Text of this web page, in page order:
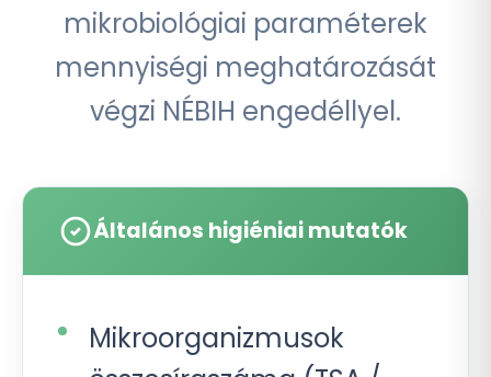
mikrobiológiai paraméterek
mennyiségi meghatározását
végzi NÉBIH engedéllyel.
Általános higiéniai mutatók
Mikroorganizmusok